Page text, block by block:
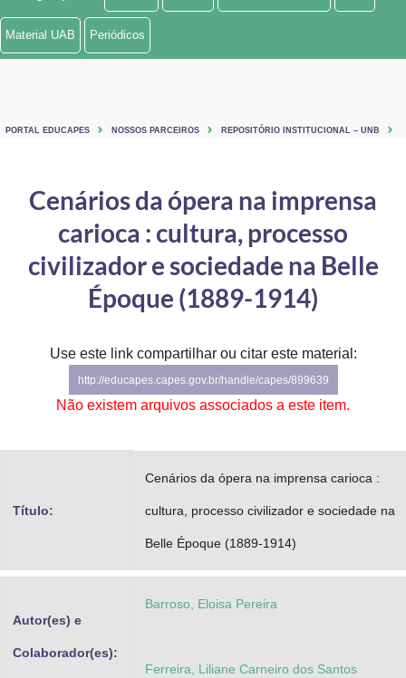
Ministério de Minas e Energia
Controladoria-Geral da União
Ministério da Mulher, da Família e dos Direitos Humanos
Gabinete de Segurança Institucional
Material UAB Periódicos
PORTAL EDUCAPES NOSSOS PARCEIROS REPOSITÓRIO INSTITUCIONAL – UNB
Cenários da ópera na imprensa
carioca : cultura, processo
civilizador e sociedade na Belle
Époque (1889-1914)
Use este link compartilhar ou citar este material:
http://educapes.capes.gov.br/handle/capes/899639
Não existem arquivos associados a este item.
Título:
Cenários da ópera na imprensa carioca :
cultura, processo civilizador e sociedade na
Belle Époque (1889-1914)
Autor(es) e
Colaborador(es):
Barroso, Eloisa Pereira
Ferreira, Liliane Carneiro dos Santos